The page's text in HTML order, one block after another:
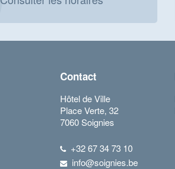
Contact
Hôtel de Ville
Place Verte, 32
7060 Soignies
+32 67 34 73 10
info@soignies.be